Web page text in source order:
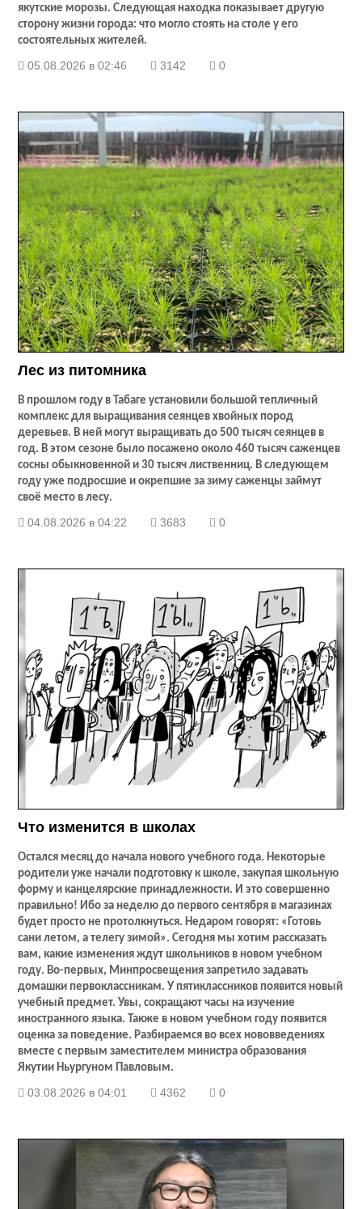
якутские морозы. Следующая находка показывает другую
сторону жизни города: что могло стоять на столе у его
состоятельных жителей.
05.08.2026 в 02:46 3142 0
Лес из питомника
В прошлом году в Табаге установили большой тепличный
комплекс для выращивания сеянцев хвойных пород
деревьев. В ней могут выращивать до 500 тысяч сеянцев в
год. В этом сезоне было посажено около 460 тысяч саженцев
сосны обыкновенной и 30 тысяч лиственниц. В следующем
году уже подросшие и окрепшие за зиму саженцы займут
своё место в лесу.
04.08.2026 в 04:22 3683 0
Что изменится в школах
Остался месяц до начала нового учебного года. Некоторые
родители уже начали подготовку к школе, закупая школьную
форму и канцелярские принадлежности. И это совершенно
правильно! Ибо за неделю до первого сентября в магазинах
будет просто не протолкнуться. Недаром говорят: «Готовь
сани летом, а телегу зимой». Сегодня мы хотим рассказать
вам, какие изменения ждут школьников в новом учебном
году. Во-первых, Минпросвещения запретило задавать
домашки первоклассникам. У пятиклассников появится новый
учебный предмет. Увы, сокращают часы на изучение
иностранного языка. Также в новом учебном году появится
оценка за поведение. Разбираемся во всех нововведениях
вместе с первым заместителем министра образования
Якутии Ньургуном Павловым.
03.08.2026 в 04:01 4362 0